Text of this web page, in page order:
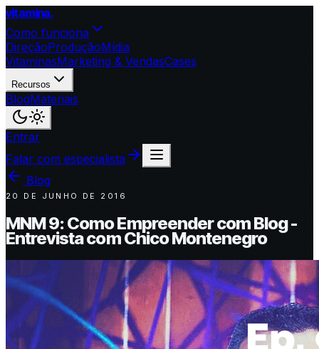
vitamina.
Como funciona
DireçãoProduçãoMídia
VitaminasMarketing & VendasCases
Recursos
BlogMateriais
Entrar
Falar com especialista
Blog
20 DE JUNHO DE 2016
MNM 9: Como Empreender com Blog -
Entrevista com Chico Montenegro